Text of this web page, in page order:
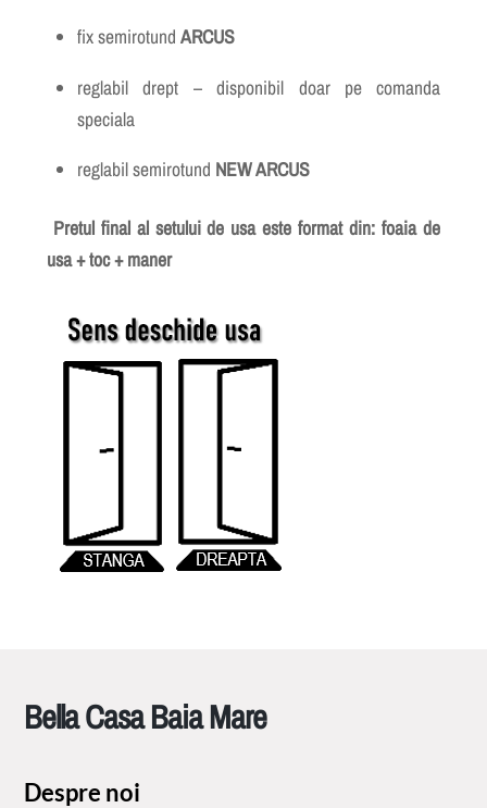
fix semirotund ARCUS
reglabil drept – disponibil doar pe comanda
speciala
reglabil semirotund NEW ARCUS
Pretul final al setului de usa este format din: foaia de
usa + toc + maner
Bella Casa Baia Mare
Despre noi